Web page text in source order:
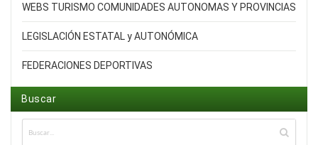
WEBS TURISMO COMUNIDADES AUTONOMAS Y PROVINCIAS
LEGISLACIÓN ESTATAL y AUTONÓMICA
FEDERACIONES DEPORTIVAS
Buscar